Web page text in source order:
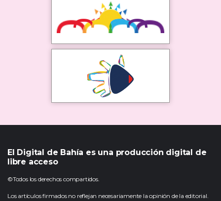
El Digital de Bahía es una producción digital de
libre acceso
©Todos los derechos compartidos.
Los artículos firmados no reflejan necesariamente la opinión de la editorial.